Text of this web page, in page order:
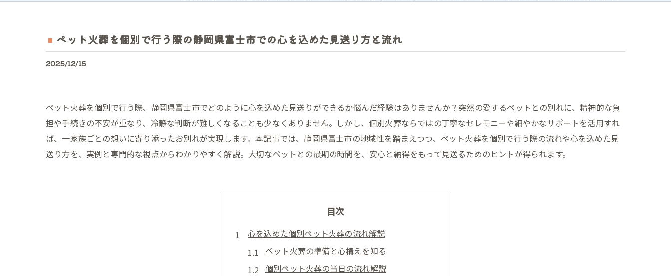
ペット火葬を個別で行う際の静岡県富士市での心を込めた見送り方と流れ
2025/12/15
ペット火葬を個別で行う際、静岡県富士市でどのように心を込めた見送りができるか悩んだ経験はありませんか？突然の愛するペットとの別れに、精神的な負
担や手続きの不安が重なり、冷静な判断が難しくなることも少なくありません。しかし、個別火葬ならではの丁寧なセレモニーや細やかなサポートを活用すれ
ば、一家族ごとの想いに寄り添ったお別れが実現します。本記事では、静岡県富士市の地域性を踏まえつつ、ペット火葬を個別で行う際の流れや心を込めた見
送り方を、実例と専門的な視点からわかりやすく解説。大切なペットとの最期の時間を、安心と納得をもって見送るためのヒントが得られます。
目次
心を込めた個別ペット火葬の流れ解説
ペット火葬の準備と心構えを知る
個別ペット火葬の当日の流れ解説